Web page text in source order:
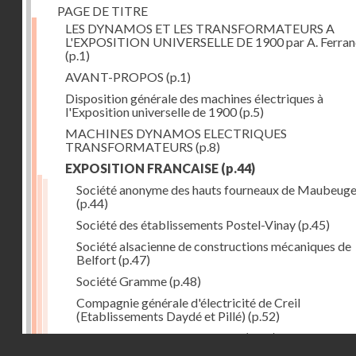
PAGE DE TITRE
LES DYNAMOS ET LES TRANSFORMATEURS A
L'EXPOSITION UNIVERSELLE DE 1900 par A.
(p.1)
AVANT-PROPOS (p.1)
Disposition générale des machines électriques à
l'Exposition universelle de 1900(p.5)
MACHINES DYNAMOS ELECTRIQUES
TRANSFORMATEURS (p.8)
EXPOSITION FRANCAISE (p.44)
Société anonyme des hauts fourneaux de Maubeuge
(p.44)
Société des établissements Postel-Vinay(p.45)
Société alsacienne de constructions mécaniques de
Belfort(p.47)
Société Gramme(p.48)
Compagnie générale d'électricité de Creil
(Etablissements Daydé et Pillé) (p.52)
Compagnie générale de Nancy(p.52)